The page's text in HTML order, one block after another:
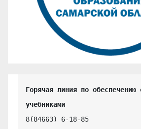
Горячая линия по обеспечению
учебниками
8(84663) 6-18-85